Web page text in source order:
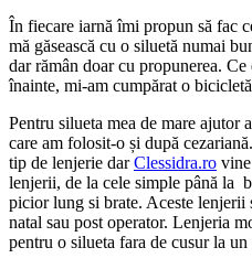
În fiecare iarnă îmi propun să fac
mă găsească cu o siluetă numai
dar rămân doar cu propunerea.
înainte, mi-am cumpărat o
Pentru silueta mea de mare ajutor
care am folosit-o și după
tip de lenjerie darClessidra.ro
lenjerii, de la cele simple până la
picior lung si brate. Aceste
natal sau post operator. Lenjeria
pentru o silueta fara de cusur la